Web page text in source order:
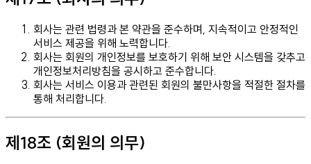
회사는 관련 법령과 본 약관을 준수하며, 지속적이고 안정적인
서비스 제공을 위해 노력합니다.
회사는 회원의 개인정보를 보호하기 위해 보안 시스템을 갖추고
개인정보처리방침을 공시하고 준수합니다.
회사는 서비스 이용과 관련된 회원의 불만사항을 적절한 절차를
통해 처리합니다.
제18조 (회원의 의무)